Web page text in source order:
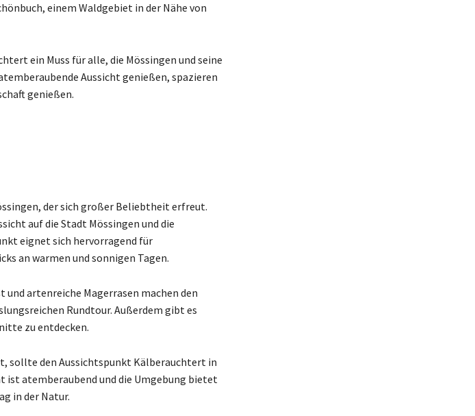
einem Waldgebiet in der Nähe von
ein Muss für alle, die Mössingen und seine
Aussicht genießen, spazieren
genießen.
der sich großer Beliebtheit erfreut.
auf die Stadt Mössingen und die
eignet sich hervorragend für
an warmen und sonnigen Tagen.
artenreiche Magerrasen machen den
Rundtour. Außerdem gibt es
zu entdecken.
sollte den Aussichtspunkt Kälberauchtert in
ist atemberaubend und die Umgebung bietet
in der Natur.